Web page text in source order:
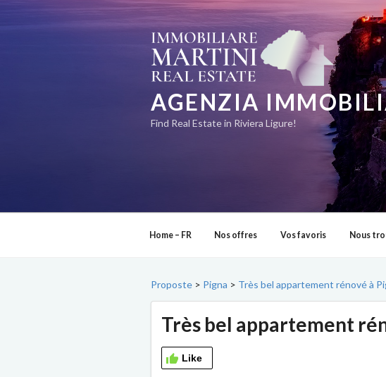
AGENZIA
Find Real Estate in Riviera Ligure!
Home – FR Nos offres Vos favoris Nous
Proposte > Pigna > Très bel appartement rénové à
Très bel appartement
Like